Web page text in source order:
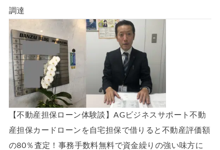
調達
【不動産担保ローン体験談】AGビジネスサポート不動
産担保カードローンを自宅担保で借りると不動産評価額
の80％査定！事務手数料無料で資金繰りの強い味方に